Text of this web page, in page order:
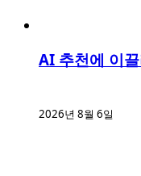
AI 추천에 이
2026년 8월 6일